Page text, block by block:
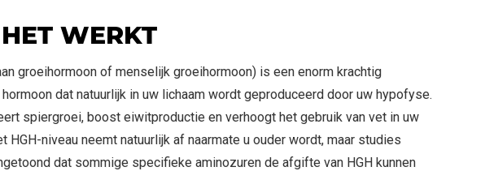
WERKT
groeihormoon of menselijk groeihormoon) is een enorm krachtig
dat natuurlijk in uw lichaam wordt geproduceerd door uw hypofyse.
spiergroei, boost eiwitproductie en verhoogt het gebruik van vet in uw
HGH-niveau neemt natuurlijk af naarmate u ouder wordt, maar studies
dat sommige specifieke aminozuren de afgifte van HGH kunnen
VOEG 2 KRIJG 1 GRATIS